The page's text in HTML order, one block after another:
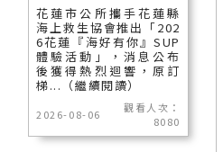
花蓮市公所攜手花蓮縣
海上救生協會推出「202
6花蓮『海好有你』SUP
體驗活動」，消息公布
後獲得熱烈迴響，原訂
梯...（繼續閱讀）
2026-08-06
觀看人次：
8080